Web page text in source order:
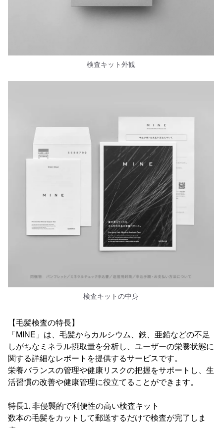
検査キット外観
検査キットの中身
【毛髪検査の特長】
「MINE」は、毛髪からカルシウム、鉄、亜鉛などの不足
しがちなミネラル摂取量を分析し、ユーザーの栄養状態に
関する詳細なレポートを提供するサービスです。
栄養バランスの管理や健康リスクの把握をサポートし、生
活習慣の改善や健康管理に役立てることができます。
特長1. 非侵襲的で利便性の高い検査キット
数本の毛髪をカットして郵送するだけで検査が完了しま